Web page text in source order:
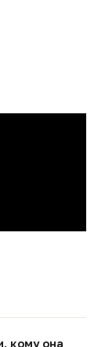
кому она